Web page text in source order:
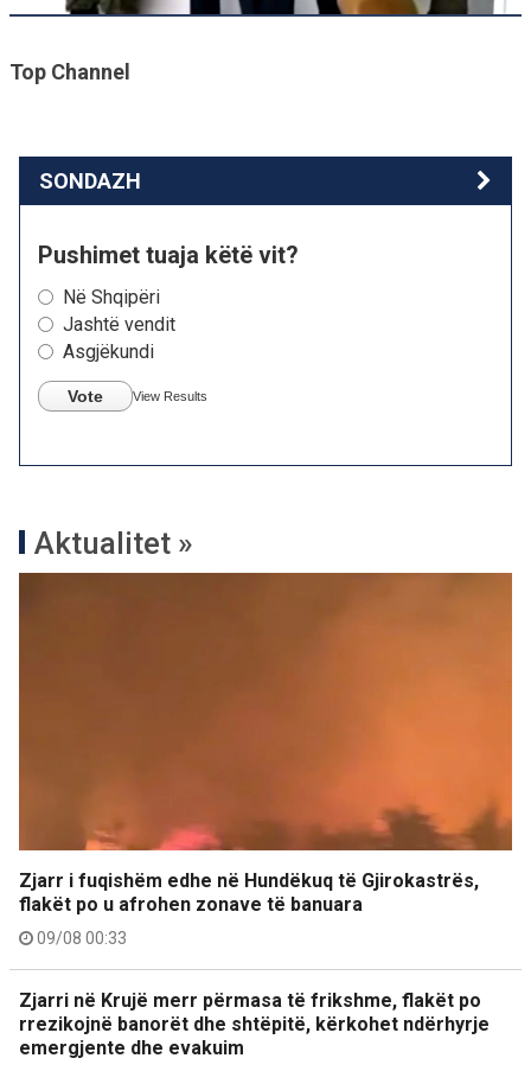
Top Channel
SONDAZH
Pushimet tuaja këtë vit?
Në Shqipëri
Jashtë vendit
Asgjëkundi
Vote View Results
Aktualitet »
Zjarr i fuqishëm edhe në Hundëkuq të Gjirokastrës,
flakët po u afrohen zonave të banuara
09/08 00:33
Zjarri në Krujë merr përmasa të frikshme, flakët po
rrezikojnë banorët dhe shtëpitë, kërkohet ndërhyrje
emergjente dhe evakuim